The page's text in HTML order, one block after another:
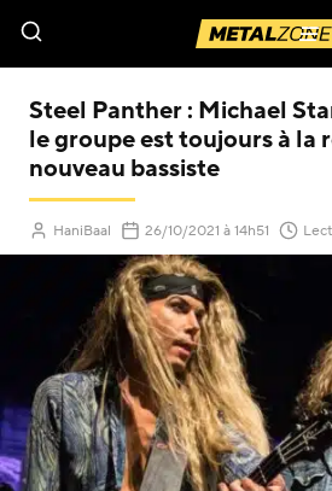
Steel Panther : Michael
le groupe est toujours à la
nouveau bassiste
HaniBaal 26/10/2021 (Mis à jour le )
à 14h51